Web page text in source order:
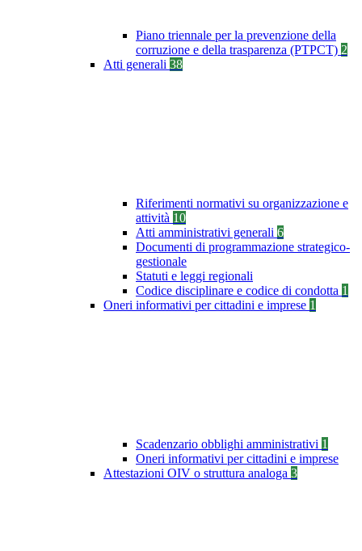
Piano triennale per la prevenzione della
corruzione e della trasparenza (PTPCT) 2
Atti generali 38
Riferimenti normativi su organizzazione e
attività 10
Atti amministrativi generali 6
Documenti di programmazione strategico-
gestionale
Statuti e leggi regionali
Codice disciplinare e codice di condotta 1
Oneri informativi per cittadini e imprese 1
Scadenzario obblighi amministrativi 1
Oneri informativi per cittadini e imprese
Attestazioni OIV o struttura analoga 3